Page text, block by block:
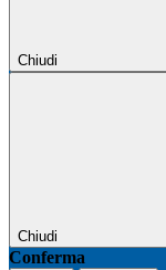
Chiudi
Chiudi
Conferma